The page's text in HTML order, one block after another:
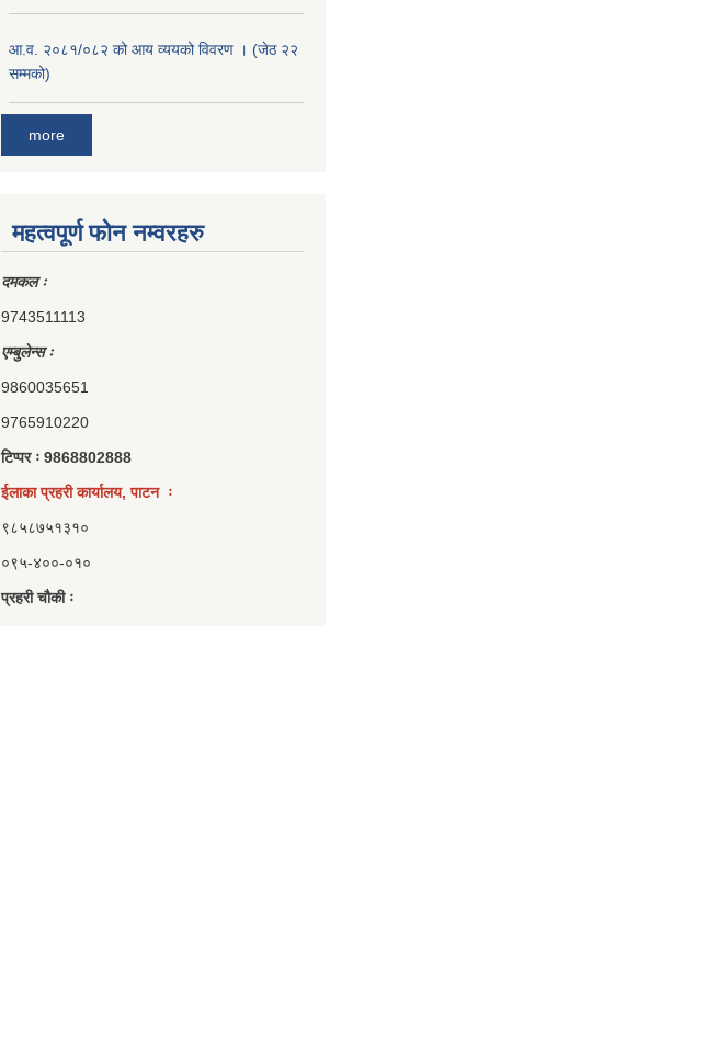
आ.व. २०८१/०८२ को आय व्ययको विवरण । (जेठ २२
सम्मको)
more
महत्वपूर्ण फोन नम्वरहरु
दमकल ः
9743511113
एम्बुलेन्स ः
9860035651
9765910220
टिप्पर ः 9868802888
ईलाका प्रहरी कार्यालय, पाटन ः
९८५८७५१३१०
०९५-४००-०१०
प्रहरी चौकी ः